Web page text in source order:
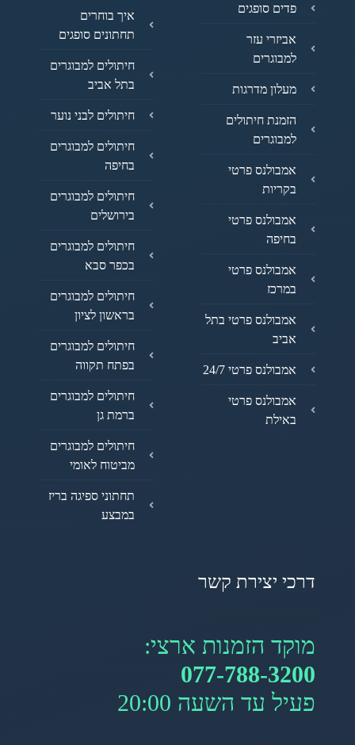
פדים סופגים
אביזרי עזר
למבוגרים
מעלון מדרגות
הזמנת חיתולים
למבוגרים
אמבולנס פרטי
בקריות
אמבולנס פרטי
בחיפה
אמבולנס פרטי
במרכז
אמבולנס פרטי בתל
אביב
אמבולנס פרטי 24/7
אמבולנס פרטי
באילת
איך בוחרים
תחתונים סופגים
חיתולים למבוגרים
בתל אביב
חיתולים לבני נוער
חיתולים למבוגרים
בחיפה
חיתולים למבוגרים
בירושלים
חיתולים למבוגרים
בכפר סבא
חיתולים למבוגרים
בראשון לציון
חיתולים למבוגרים
בפתח תקווה
חיתולים למבוגרים
ברמת גן
חיתולים למבוגרים
מביטוח לאומי
תחתוני ספיגה בריז
במבצע
דרכי יצירת קשר
מוקד הזמנות ארצי:
077-788-3200
פעיל עד השעה 20:00